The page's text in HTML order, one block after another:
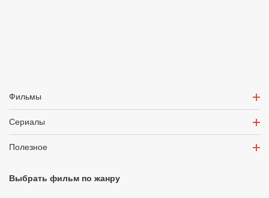
Фильмы
Сериалы
Полезное
Выбрать фильм по жанру